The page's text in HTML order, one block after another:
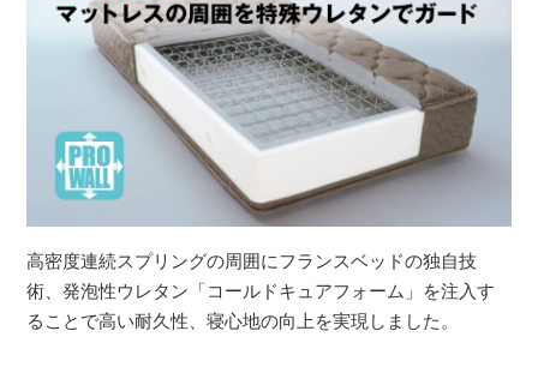
高密度連続スプリングの周囲にフランスベッドの独自技
術、発泡性ウレタン「コールドキュアフォーム」を注入す
ることで高い耐久性、寝心地の向上を実現しました。